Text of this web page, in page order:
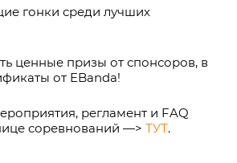
гонки среди лучших
ценные призы от спонсоров, в
от EBanda!
регламент и FAQ
соревнований —> ТУТ.